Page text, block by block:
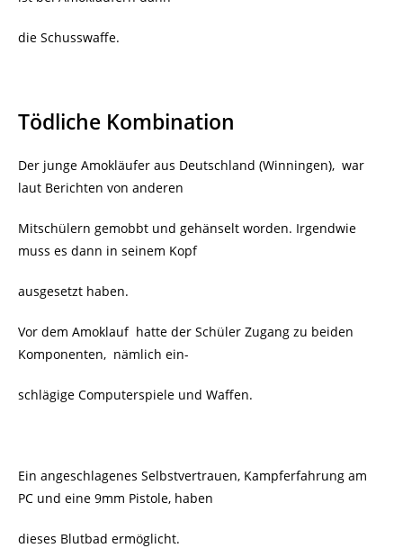
die Schusswaffe.
Tödliche Kombination
Der junge Amokläufer aus Deutschland (Winningen), war
laut Berichten von anderen
Mitschülern gemobbt und gehänselt worden. Irgendwie
muss es dann in seinem Kopf
ausgesetzt haben.
Vor dem Amoklauf hatte der Schüler Zugang zu beiden
Komponenten, nämlich ein-
schlägige Computerspiele und Waffen.
Ein angeschlagenes Selbstvertrauen, Kampferfahrung am
PC und eine 9mm Pistole, haben
dieses Blutbad ermöglicht.